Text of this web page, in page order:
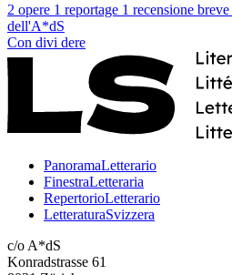
2 opere 1 reportage 1 recensione breve
dell'A*dS
Con divi dere
PanoramaLetterario
FinestraLetteraria
RepertorioLetterario
LetteraturaSvizzera
c/o A*dS
Konradstrasse 61